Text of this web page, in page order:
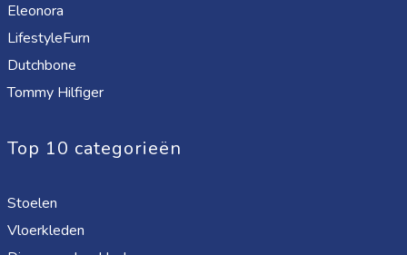
Eleonora
LifestyleFurn
Dutchbone
Tommy Hilfiger
Top 10 categorieën
Stoelen
Vloerkleden